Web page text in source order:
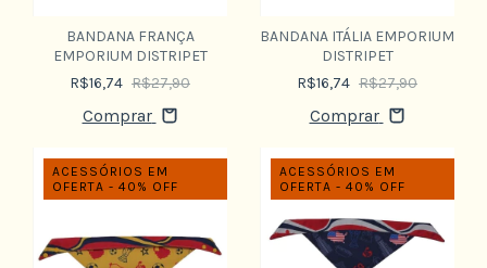
BANDANA FRANÇA
EMPORIUM DISTRIPET
R$16,74 R$27,90
Comprar
BANDANA ITÁLIA EMPORIUM
DISTRIPET
R$16,74 R$27,90
Comprar
ACESSÓRIOS EM
OFERTA - 40% OFF
ACESSÓRIOS EM
OFERTA - 40% OFF